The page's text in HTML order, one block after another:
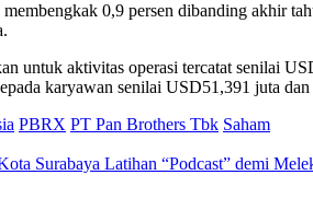
0,9 persen dibanding akhir
untuk aktivitas operasi tercatat senilai
karyawan senilai USD51,391 juta
PBRX PT Pan Brothers Tbk Saham
Surabaya Latihan “Podcast” demi